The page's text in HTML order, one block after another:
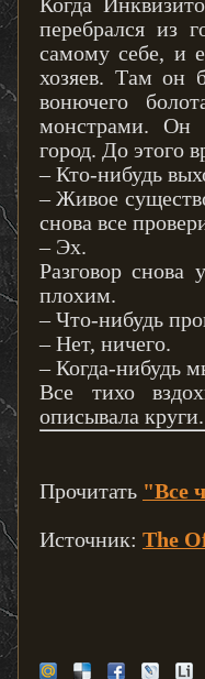
Когда
перебрался из
самому себе, и
хозяев. Там он
вонючего
монстрами. Он
город. До этого
– Кто-нибудь
– Живое
снова все
– Эх.
Разговор снова
плохим.
– Что-нибудь
– Нет, ничего.
– Когда-нибудь
Все тихо
описывала круги.
Прочитать "Все
Источник: The